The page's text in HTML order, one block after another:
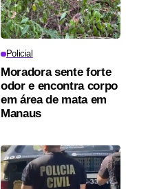
Policial
Moradora sente forte
odor e encontra corpo
em área de mata em
Manaus